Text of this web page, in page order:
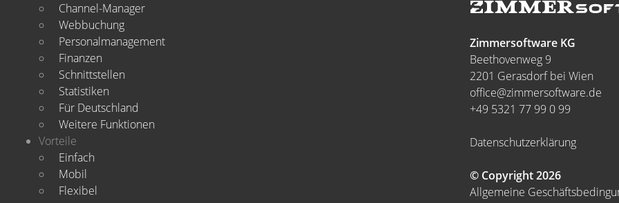
Channel-Manager
Webbuchung
Personalmanagement
Finanzen
Schnittstellen
Statistiken
Für Deutschland
Weitere Funktionen
Vorteile
Einfach
Mobil
Flexibel
Zimmersoftware KG
Beethovenweg 9
2201 Gerasdorf bei Wien
office@zimmersoftware.de
+49 5321 77 99 0 99
Datenschutzerklärung
© Copyright 2026
Allgemeine